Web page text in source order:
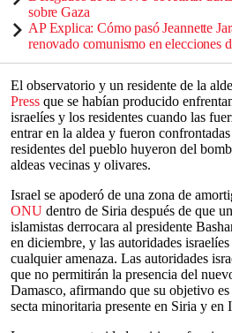
sobre Gaza
AP Explica: Cómo pasó Jeannette
renovado comunismo en elecciones
El observatorio y un residente de la
Press que se habían producido
israelíes y los residentes cuando las
entrar en la aldea y fueron
residentes del pueblo huyeron del
aldeas vecinas y olivares.
Israel se apoderó de una zona de
ONU dentro de Siria después de que
islamistas derrocara al presidente
en diciembre, y las autoridades
cualquier amenaza. Las autoridades
que no permitirán la presencia del
Damasco, afirmando que su objetivo
secta minoritaria presente en Siria y en